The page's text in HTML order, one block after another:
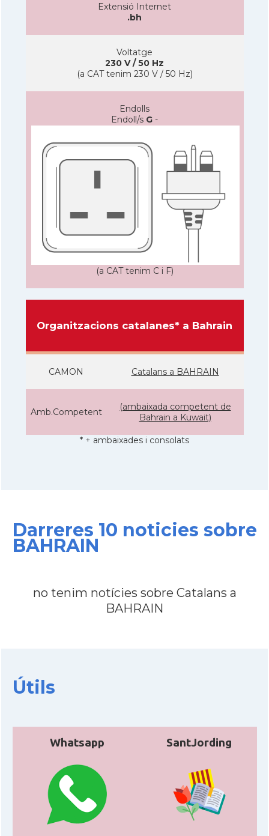
Extensió Internet
.bh
Voltatge
230 V / 50 Hz
(a CAT tenim 230 V / 50 Hz)
Endolls
Endoll/s G -
(a CAT tenim C i F)
Organitzacions catalanes* a Bahrain
CAMON Catalans a BAHRAIN
Amb.Competent
(ambaixada competent de
Bahrain a Kuwait)
* + ambaixades i consolats
Darreres 10 noticies sobre
BAHRAIN
no tenim notícies sobre Catalans a
BAHRAIN
Útils
Whatsapp SantJording